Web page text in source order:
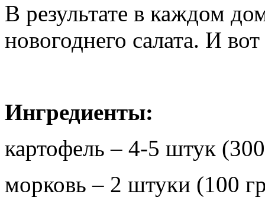
В результате в каждом
новогоднего салата. И
Ингредиенты:
картофель – 4-5 штук
морковь – 2 штуки (100